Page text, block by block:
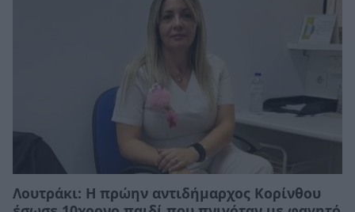
Λουτράκι: Η πρώην αντιδήμαρχος Κορίνθου